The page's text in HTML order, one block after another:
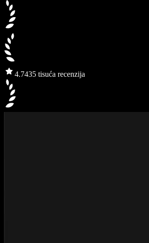
4.7435 tisuća recenzija